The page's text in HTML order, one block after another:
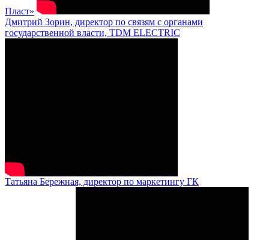
Пласт»
Дмитрий Зорин, директор по связям с органами
государственной власти, TDM ELECTRIC
Татьяна Бережная, директор по маркетингу ГК